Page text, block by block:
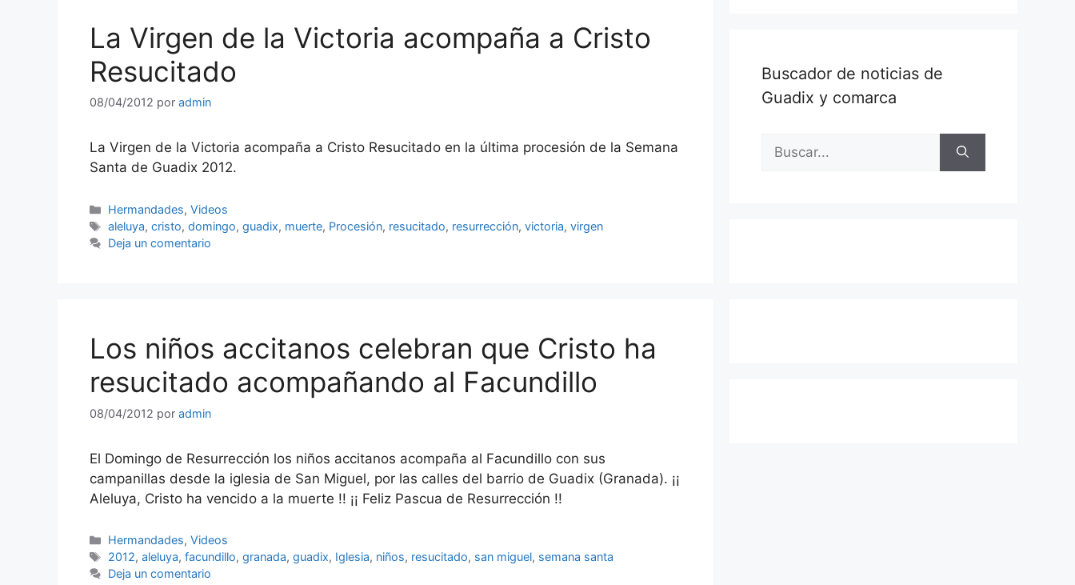
La Virgen de la Victoria acompaña a Cristo
Resucitado
08/04/2012 por admin
La Virgen de la Victoria acompaña a Cristo Resucitado en la última procesión de la Semana
Santa de Guadix 2012.
Categorías
Hermandades,Videos
Etiquetas
aleluya,cristo,domingo,guadix, muerte, Procesión, resucitado, resurrección,victoria,virgen
Deja un comentario
Los niños accitanos celebran que Cristo ha
resucitado acompañando al Facundillo
08/04/2012 por admin
El Domingo de Resurrección los niños accitanos acompaña al Facundillo con sus
campanillas desde la iglesia de San Miguel, por las calles del barrio de Guadix (Granada). ¡¡
Aleluya, Cristo ha vencido a la muerte !! ¡¡ Feliz Pascua de Resurrección !!
Categorías
Hermandades,Videos
Etiquetas
2012,aleluya,facundillo,granada,guadix, Iglesia, niños, resucitado, san miguel, semana santa
Deja un comentario
Buscador de noticias de
Guadix y comarca
Buscar: